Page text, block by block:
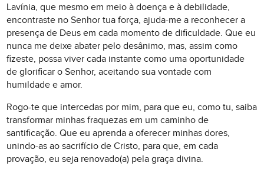
Lavínia, que mesmo em meio à doença e à debilidade,
encontraste no Senhor tua força, ajuda-me a reconhecer a
presença de Deus em cada momento de dificuldade. Que eu
nunca me deixe abater pelo desânimo, mas, assim como
fizeste, possa viver cada instante como uma oportunidade
de glorificar o Senhor, aceitando sua vontade com
humildade e amor.
Rogo-te que intercedas por mim, para que eu, como tu, saiba
transformar minhas fraquezas em um caminho de
santificação. Que eu aprenda a oferecer minhas dores,
unindo-as ao sacrifício de Cristo, para que, em cada
provação, eu seja renovado(a) pela graça divina.